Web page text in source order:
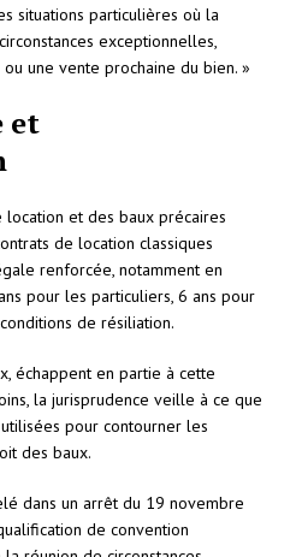
situations particulières où la
exceptionnelles,
une vente prochaine du bien. »
et
et des baux précaires
de location classiques
renforcée, notamment en
pour les particuliers, 6 ans pour
de résiliation.
échappent en partie à cette
la jurisprudence veille à ce que
pour contourner les
des baux.
dans un arrêt du 19 novembre
de convention